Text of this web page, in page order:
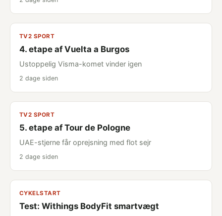
TV2 SPORT
4. etape af Vuelta a Burgos
Ustoppelig Visma-komet vinder igen
2 dage siden
TV2 SPORT
5. etape af Tour de Pologne
UAE-stjerne får oprejsning med flot sejr
2 dage siden
CYKELSTART
Test: Withings BodyFit smartvægt